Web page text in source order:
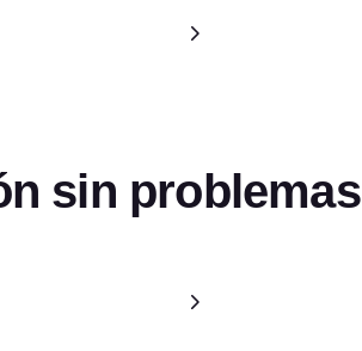
sin problemas